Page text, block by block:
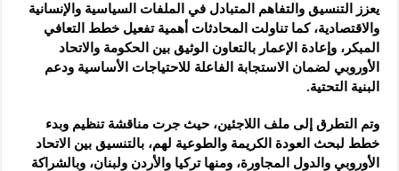
يعزز التنسيق والتفاهم المتبادل في الملفات السياسية والإنسانية
والاقتصادية، كما تناولت المحادثات أهمية تفعيل خطط التعافي
المبكر، وإعادة الإعمار بالتعاون الوثيق بين الحكومة والاتحاد
الأوروبي لضمان الاستجابة الفاعلة للاحتياجات الأساسية ودعم
البنية التحتية.
وتم التطرق إلى ملف اللاجئين، حيث جرت مناقشة تنظيم وبدء
خطط لبحث العودة الكريمة والطوعية لهم، بالتنسيق بين الاتحاد
الأوروبي والدول المجاورة، ومنها تركيا والأردن ولبنان، وبالشراكة